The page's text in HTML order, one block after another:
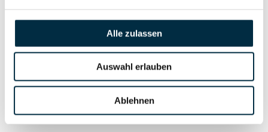
Alle zulassen
Auswahl erlauben
Ablehnen
Wirtschaftlich
Vollständiges
Unternehmensprofil
anfragen